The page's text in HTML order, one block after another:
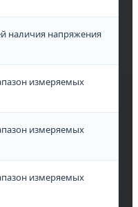
наличия напряжения
измеряемых
измеряемых
измеряемых